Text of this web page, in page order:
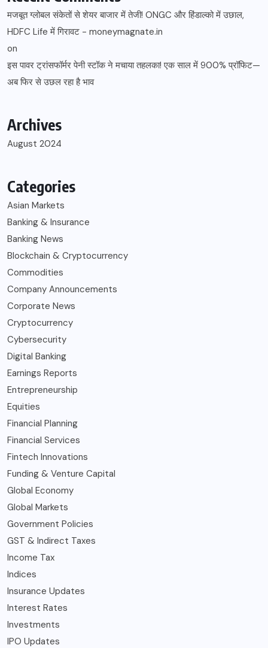
मजबूत ग्लोबल संकेतों से शेयर बाजार में तेजी! ONGC और हिंडाल्को में उछाल,
HDFC Life में गिरावट - moneymagnate.in
on
इस पावर ट्रांसफॉर्मर पेनी स्टॉक ने मचाया तहलका! एक साल में 900% प्रॉफिट—
अब फिर से उछल रहा है भाव
Archives
August 2024
Categories
Asian Markets
Banking & Insurance
Banking News
Blockchain & Cryptocurrency
Commodities
Company Announcements
Corporate News
Cryptocurrency
Cybersecurity
Digital Banking
Earnings Reports
Entrepreneurship
Equities
Financial Planning
Financial Services
Fintech Innovations
Funding & Venture Capital
Global Economy
Global Markets
Government Policies
GST & Indirect Taxes
Income Tax
Indices
Insurance Updates
Interest Rates
Investments
IPO Updates